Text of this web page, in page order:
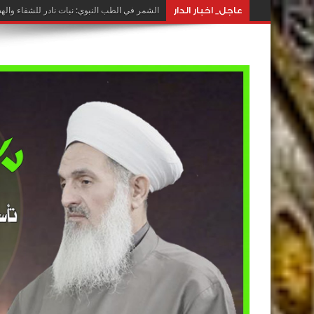
عاجل_ اخبار الدار الشمر في الطب النبوي: نبات نادر للشفاء